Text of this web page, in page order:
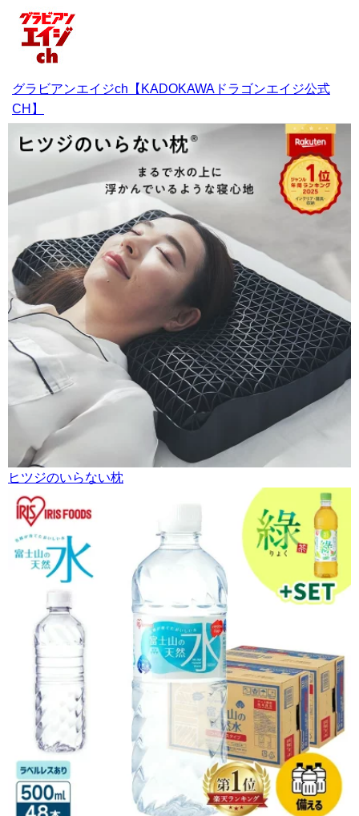
グラビアンエイジch【KADOKAWAドラゴンエイジ公式
CH】
ヒツジのいらない枕